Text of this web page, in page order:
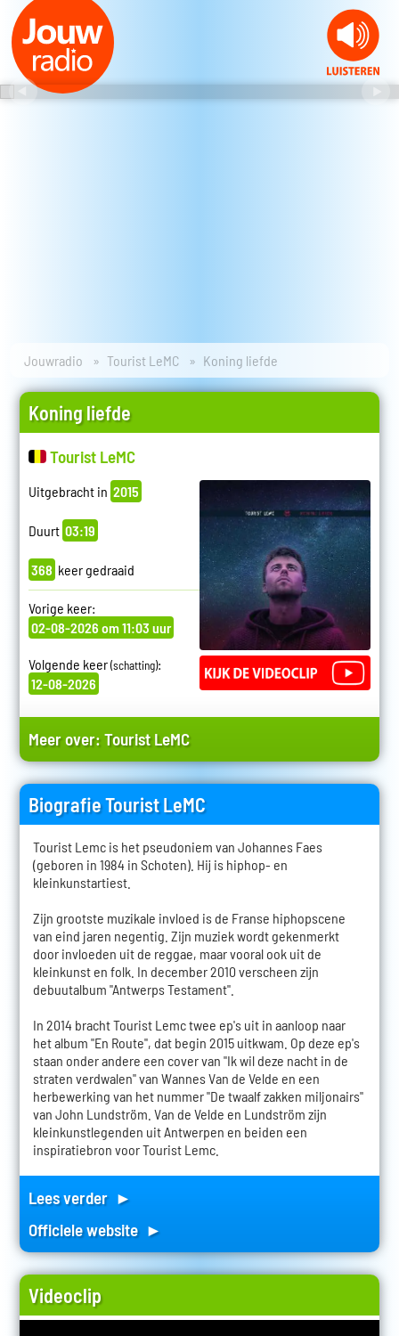
Jouwradio Tourist LeMC Koning liefde
Koning liefde
Tourist LeMC
Uitgebracht in 2015
Duurt 03:19
368 keer gedraaid
Vorige keer:
02-08-2026 om 11:03 uur
Volgende keer(schatting):
12-08-2026
Meer over:Tourist LeMC
Biografie Tourist LeMC
Tourist Lemc is het pseudoniem van Johannes Faes
(geboren in 1984 in Schoten). Hij is hiphop- en
kleinkunstartiest.
Zijn grootste muzikale invloed is de Franse hiphopscene
van eind jaren negentig. Zijn muziek wordt gekenmerkt
door invloeden uit de reggae, maar vooral ook uit de
kleinkunst en folk. In december 2010 verscheen zijn
debuutalbum "Antwerps Testament".
In 2014 bracht Tourist Lemc twee ep's uit in aanloop naar
het album "En Route", dat begin 2015 uitkwam. Op deze ep's
staan onder andere een cover van "Ik wil deze nacht in de
straten verdwalen" van Wannes Van de Velde en een
herbewerking van het nummer "De twaalf zakken miljonairs"
van John Lundström. Van de Velde en Lundström zijn
kleinkunstlegenden uit Antwerpen en beiden een
inspiratiebron voor Tourist Lemc.
Lees verder ►
Officiele website ►
Videoclip